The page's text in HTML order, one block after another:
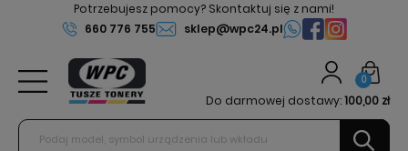
Potrzebujesz pomocy? Skontaktuj się z nami!
660 776 755
sklep@wpc24.pl
0
Do darmowej dostawy:100,00 zł